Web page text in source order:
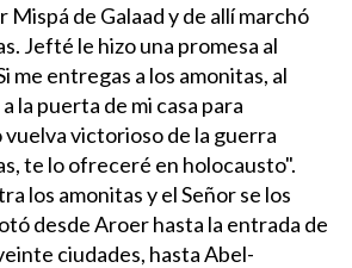
Mispá de Galaad y de allí marchó
Jefté le hizo una promesa al
me entregas a los amonitas, al
la puerta de mi casa para
victorioso de la guerra
te lo ofreceré en holocausto".
los amonitas y el Señor se los
desde Aroer hasta la entrada de
ciudades, hasta Abel-